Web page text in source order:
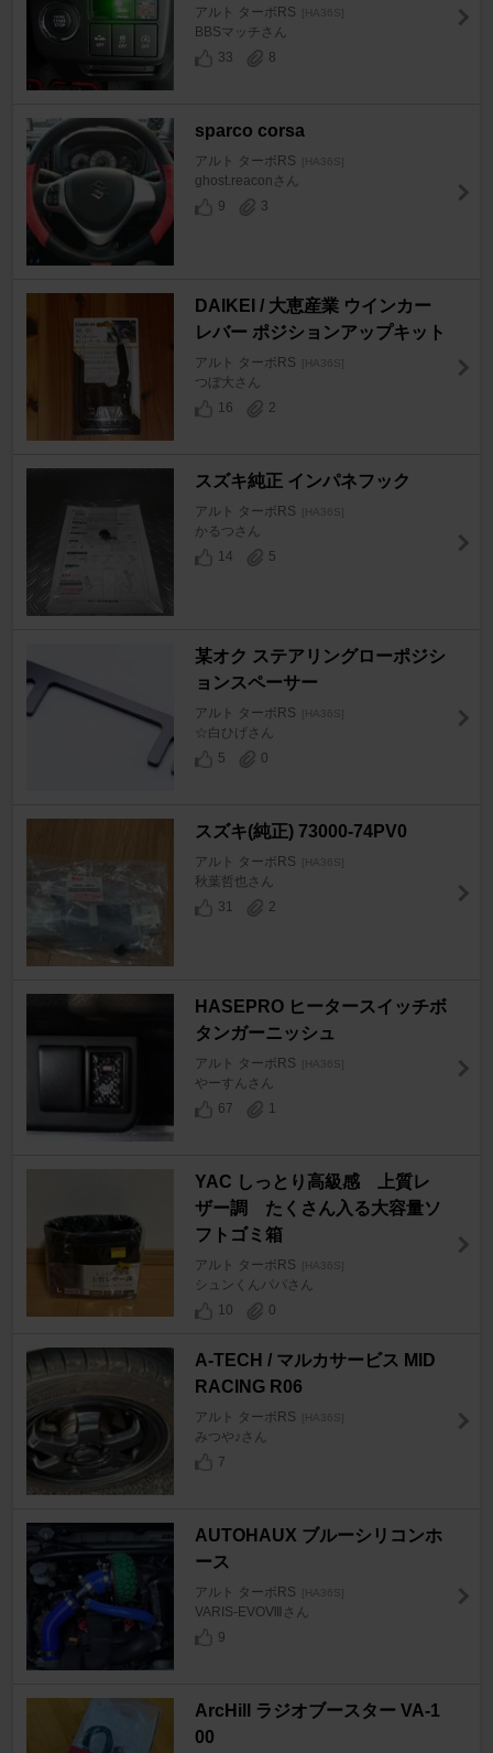
アルト ターボRS [HA36S]
BBSマッチさん
33
8
sparco corsa
アルト ターボRS [HA36S]
ghost.reaconさん
9
3
DAIKEI / 大恵産業 ウインカー
レバー ポジションアップキット
アルト ターボRS [HA36S]
つぼ大さん
16
2
スズキ純正 インパネフック
アルト ターボRS [HA36S]
かるつさん
14
5
某オク ステアリングローポジシ
ョンスペーサー
アルト ターボRS [HA36S]
☆白ひげさん
5
0
スズキ(純正) 73000-74PV0
アルト ターボRS [HA36S]
秋葉哲也さん
31
2
HASEPRO ヒータースイッチボ
タンガーニッシュ
アルト ターボRS [HA36S]
やーすんさん
67
1
YAC しっとり高級感 上質レ
ザー調 たくさん入る大容量ソ
フトゴミ箱
アルト ターボRS [HA36S]
シュンくんパパさん
10
0
A-TECH / マルカサービス MID
RACING R06
アルト ターボRS [HA36S]
みつや♪さん
7
AUTOHAUX ブルーシリコンホ
ース
アルト ターボRS [HA36S]
VARIS-EVOⅧさん
9
ArcHill ラジオブースター VA-1
00